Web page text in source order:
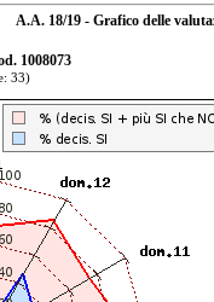
A.A. 18/19 - Grafico delle
1008073
33)